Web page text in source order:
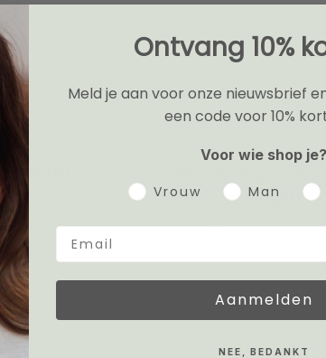
bedenktijd na
Kies jouw gratis
óf gift
Bij iedere
Ontvang 10%
Meld je aan voor onze nieuwsbrief
een code voor 10%
Voor wie shop je?
Gender
Vrouw Man
Aanmelden
NEE, BEDANKT